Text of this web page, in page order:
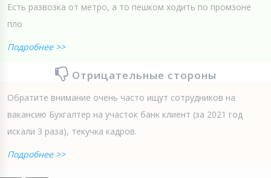
Есть развозка от метро, а то пешком ходить по промзоне
пло
Подробнее >>
Отрицательные стороны
Обратите внимание очень часто ищут сотрудников на
вакансию Бухгалтер на участок банк клиент (за 2021 год
искали 3 раза), текучка кадров.
Подробнее >>